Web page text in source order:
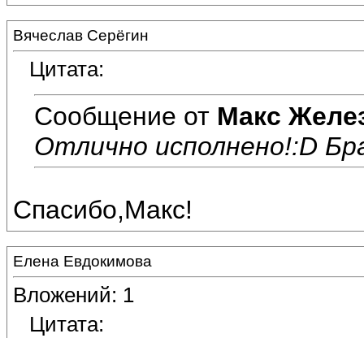
Вячеслав Серёгин
Цитата:
Сообщение от Макс
Отлично исполнено!:D
Спасибо,Макс!
Елена Евдокимова
Вложений: 1
Цитата: